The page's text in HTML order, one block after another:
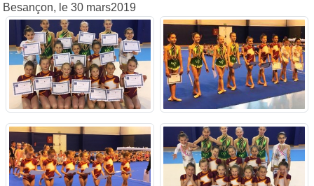
Besançon, le 30 mars2019